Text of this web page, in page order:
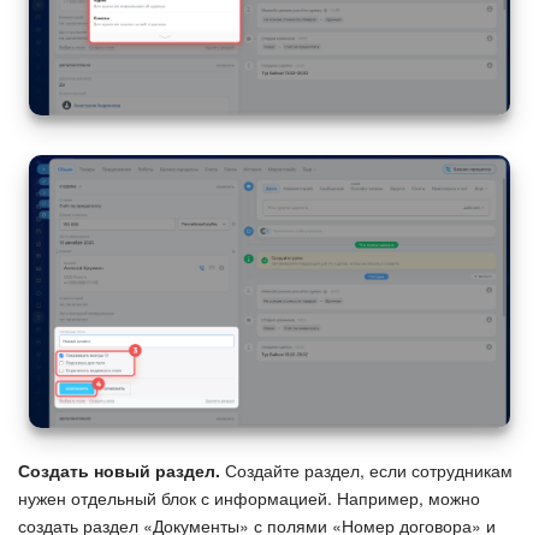
Создать новый раздел. Создайте раздел, если сотрудникам
нужен отдельный блок с информацией. Например, можно
создать раздел «Документы» с полями «Номер договора» и